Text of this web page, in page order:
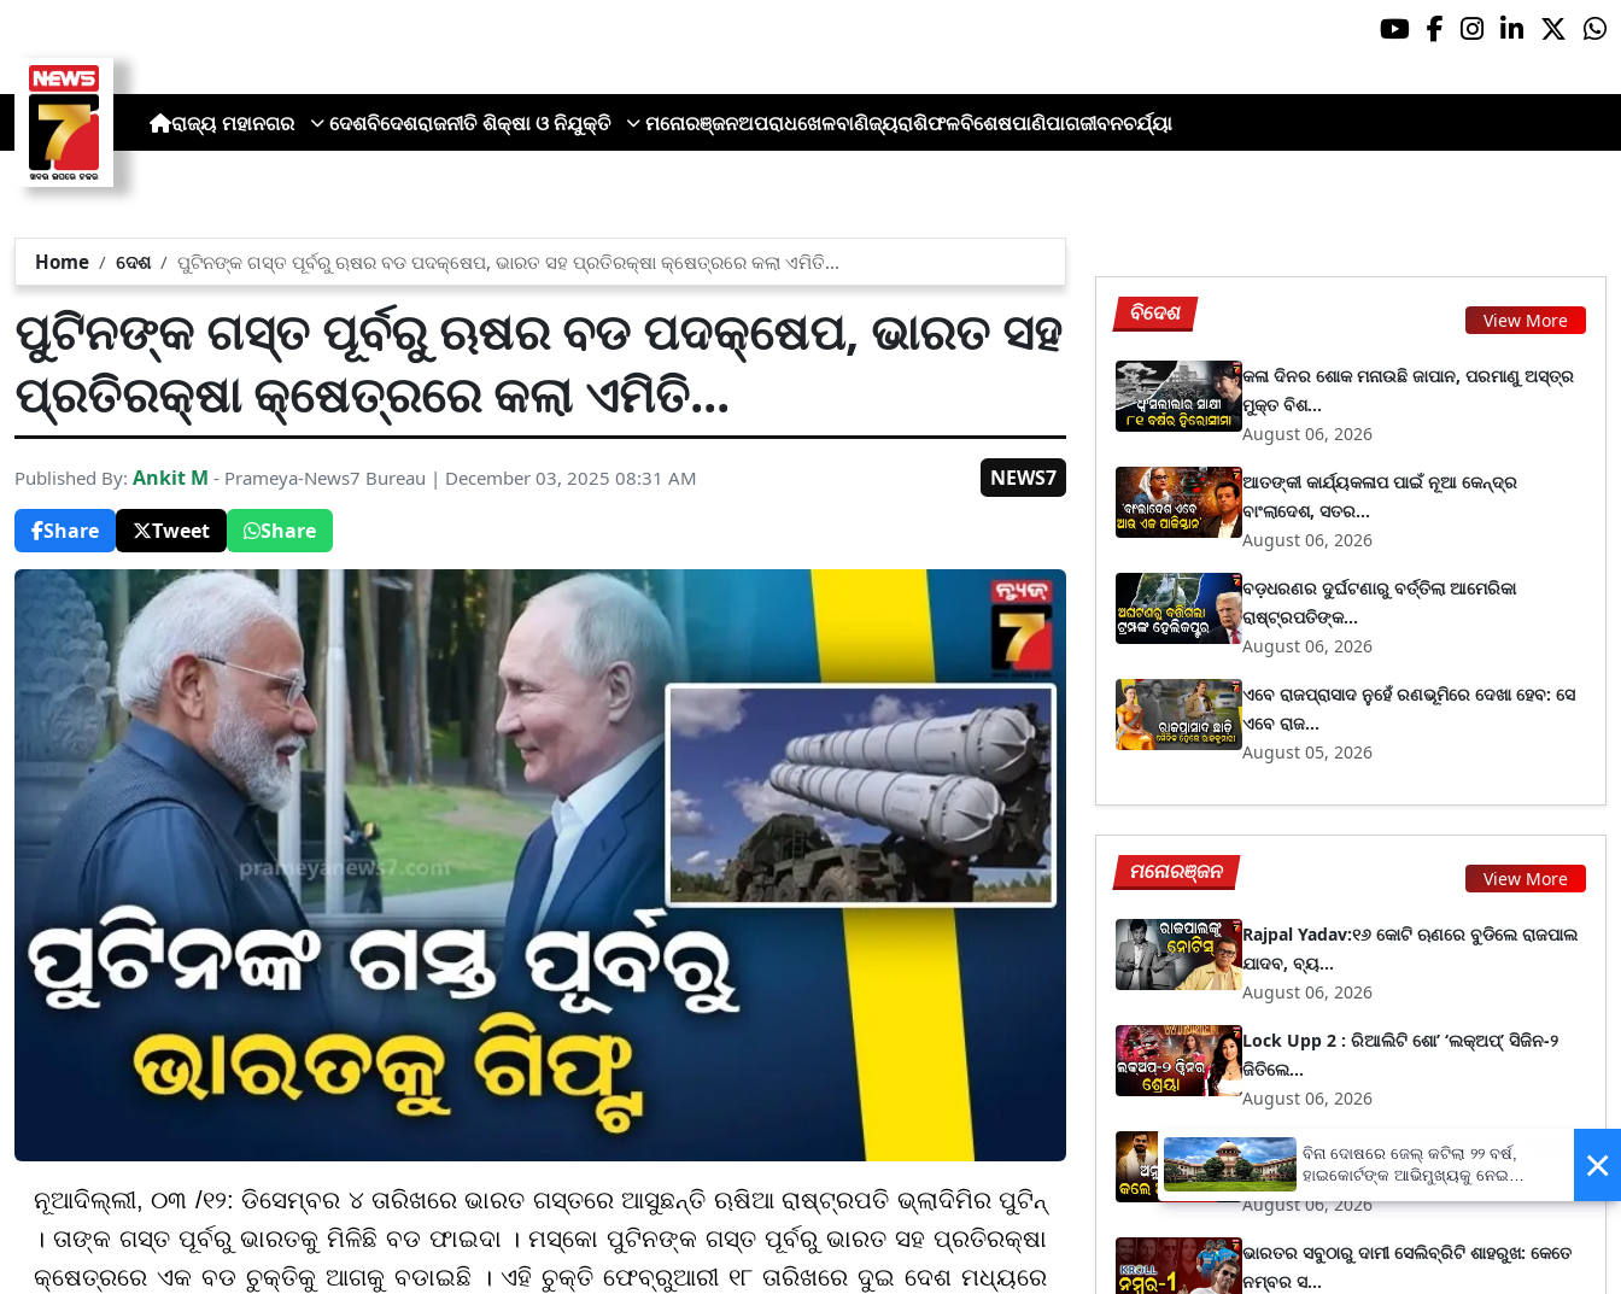
ରାଜ୍ୟ ମହାନଗର ଦେଶବିଦେଶରାଜନୀତି ଶିକ୍ଷା ଓ ନିଯୁକ୍ତି ମନୋରଞ୍ଜନଅପରାଧଖେଳବାଣିଜ୍ୟରାଶିଫଳବିଶେଷପାଣିପାଗଜୀବନଚର୍ଯ୍ୟା
Home ଦେଶ ପୁଟିନଙ୍କ ଗସ୍ତ ପୂର୍ବରୁ ଋଷର ବଡ ପଦକ୍ଷେପ, ଭାରତ ସହ ପ୍ରତିରକ୍ଷା କ୍ଷେତ୍ରରେ କଲା ଏମିତି...
ପୁଟିନଙ୍କ ଗସ୍ତ ପୂର୍ବରୁ ଋଷର ବଡ ପଦକ୍ଷେପ, ଭାରତ ସହ
ପ୍ରତିରକ୍ଷା କ୍ଷେତ୍ରରେ କଲା ଏମିତି...
Published By: Ankit M - Prameya-News7 Bureau | December 03, 2025 08:31 AM
NEWS7
Share
Tweet Share
ନୂଆଦିଲ୍ଲୀ, ୦୩ /୧୨: ଡିସେମ୍ବର ୪ ତାରିଖରେ ଭାରତ ଗସ୍ତରେ ଆସୁଛନ୍ତି ଋଷିଆ ରାଷ୍ଟ୍ରପତି ଭ୍ଲାଦିମିର ପୁଟିନ୍
। ତାଙ୍କ ଗସ୍ତ ପୂର୍ବରୁ ଭାରତକୁ ମିଳିଛି ବଡ ଫାଇଦା । ମସ୍କୋ ପୁଟିନଙ୍କ ଗସ୍ତ ପୂର୍ବରୁ ଭାରତ ସହ ପ୍ରତିରକ୍ଷା
କ୍ଷେତ୍ରରେ ଏକ ବଡ ଚୁକ୍ତିକୁ ଆଗକୁ ବଡାଇଛି । ଏହି ଚୁକ୍ତି ଫେବ୍ରୁଆରୀ ୧୮ ତାରିଖରେ ଦୁଇ ଦେଶ ମଧ୍ୟରେ
ବିଦେଶ View More
କଳା ଦିନର ଶୋକ ମନାଉଛି ଜାପାନ, ପରମାଣୁ ଅସ୍ତ୍ର
ମୁକ୍ତ ବିଶ...
August 06, 2026
ଆତଙ୍କୀ କାର୍ଯ୍ୟକଳାପ ପାଇଁ ନୂଆ କେନ୍ଦ୍ର
ବାଂଲାଦେଶ, ସତର...
August 06, 2026
ବଡ଼ଧରଣର ଦୁର୍ଘଟଣାରୁ ବର୍ତ୍ତିଲା ଆମେରିକା
ରାଷ୍ଟ୍ରପତିଙ୍କ...
August 06, 2026
ଏବେ ରାଜପ୍ରାସାଦ ନୁହେଁ ରଣଭୂମିରେ ଦେଖା ହେବ: ସେ
ଏବେ ରାଜ...
August 05, 2026
ମନୋରଞ୍ଜନ View More
Rajpal Yadav:୧୬ କୋଟି ଋଣରେ ବୁଡିଲେ ରାଜପାଲ
ଯାଦବ, ବ୍ୟ...
August 06, 2026
Lock Upp 2 : ରିଆଲିଟି ଶୋ’ ‘ଲକ୍‌ଅପ୍’ ସିଜିନ-୨
ଜିତିଲେ...
August 06, 2026
Sonakshi: ଅନୁଷ୍କାଙ୍କୁ ଅନଫଲୋ କଲେ ସୋନାକ୍ଷୀ
ସିହ୍ନା, ସ...
August 06, 2026
ଭାରତର ସବୁଠାରୁ ଦାମୀ ସେଲିବ୍ରିଟି ଶାହରୁଖ: କେତେ
ନମ୍ବର ସ...
×
ବିନା ଦୋଷରେ ଜେଲ୍ କଟିଲା ୨୨ ବର୍ଷ,
ହାଇକୋର୍ଟଙ୍କ ଆଭିମୁଖ୍ୟକୁ ନେଇ